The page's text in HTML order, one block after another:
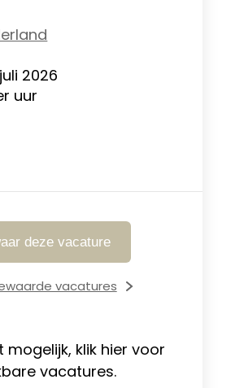
2026
uur
deze vacature
vacatures
mogelijk, klik hier voor
vacatures.